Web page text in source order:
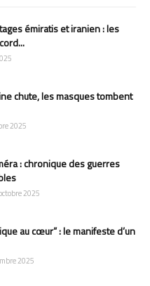
émiratis et iranien : les
chute, les masques tombent
2025
: chronique des guerres
2025
au cœur” : le manifeste d’un
2025